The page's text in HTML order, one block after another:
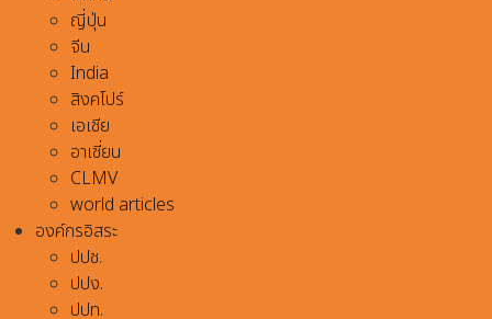
ญี่ปุ่น
จีน
India
สิงคโปร์
เอเชีย
อาเชี่ยน
CLMV
world articles
องค์กรอิสระ
ปปช.
ปปง.
ปปท.